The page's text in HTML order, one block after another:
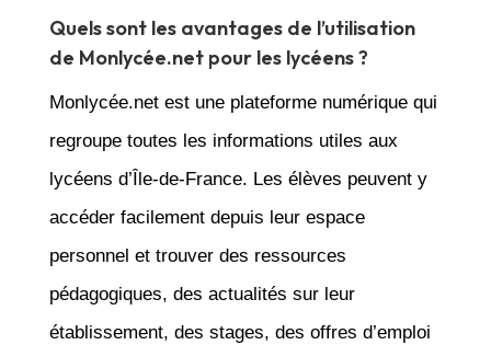
Quels sont les avantages de l’utilisation
de Monlycée.net pour les lycéens ?
Monlycée.net est une plateforme numérique qui
regroupe toutes les informations utiles aux
lycéens d’Île-de-France. Les élèves peuvent y
accéder facilement depuis leur espace
personnel et trouver des ressources
pédagogiques, des actualités sur leur
établissement, des stages, des offres d’emploi